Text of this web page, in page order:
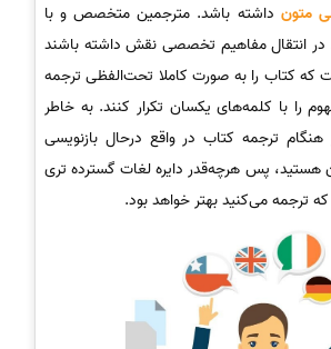
متون داشته باشد. مترجمین متخصص و با
در انتقال مفاهیم تخصصی نقش داشته باشند
که کتاب را به صورت کاملا تحت‌الفظی ترجمه
را با کلمه‌های یکسان تکرار کنند. به خاطر
ترجمه کتاب در واقع درحال بازنویسی
هستید، پس هرچه‌قدر دایره لغات گسترده تری
ترجمه می‌کنید بهتر خواهد بود.